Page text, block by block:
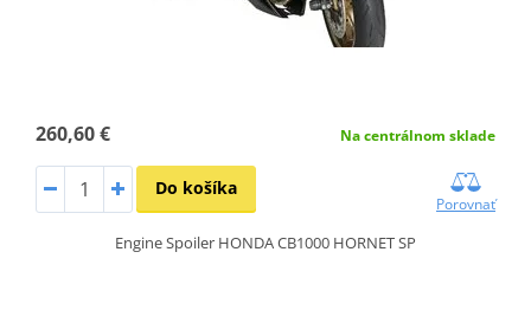
260,60 € Na centrálnom sklade
Do košíka
Porovnať
Engine Spoiler HONDA CB1000 HORNET SP